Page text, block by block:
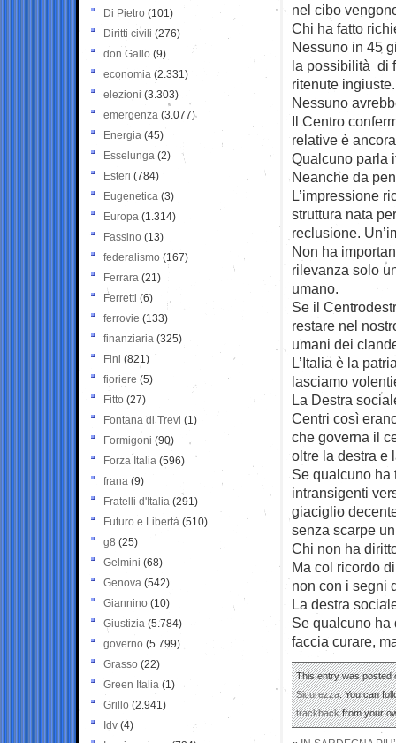
nel cibo
Chi ha fatto
Nessuno in 45
la possibilità di
ritenute ingiuste.
Nessuno
Il Centro
relative è
Qualcuno parla
Neanche da
L’impressione
struttura nata
reclusione.
Non ha
rilevanza solo
umano.
Se il
restare nel
umani dei
L’Italia è la
lasciamo
La Destra
Centri così
che governa il
oltre la destra e
Se qualcuno ha
intransigenti
giaciglio
senza scarpe
Chi non ha
Ma col ricordo
non con i segni
La destra
Se qualcuno ha
faccia curare,
This entry was posted
Sicurezza. You can
trackbackfrom your
Di Pietro (101)
Diritti civili (276)
don Gallo (9)
economia (2.331)
elezioni (3.303)
emergenza (3.077)
Energia (45)
Esselunga (2)
Esteri (784)
Eugenetica (3)
Europa (1.314)
Fassino (13)
federalismo (167)
Ferrara (21)
Ferretti (6)
ferrovie (133)
finanziaria (325)
Fini (821)
fioriere (5)
Fitto (27)
Fontana di Trevi (1)
Formigoni (90)
Forza Italia (596)
frana (9)
Fratelli d'Italia (291)
Futuro e Libertà (510)
g8 (25)
Gelmini (68)
Genova (542)
Giannino (10)
Giustizia (5.784)
governo (5.799)
Grasso (22)
Green Italia (1)
Grillo (2.941)
Idv (4)